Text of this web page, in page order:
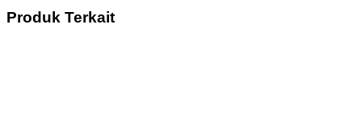
Produk Terkait